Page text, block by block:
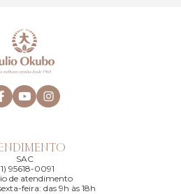
SAC
95618-0091
de atendimento
feira: das 9h às 18h